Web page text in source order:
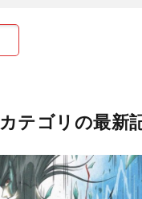
カテゴリの最新